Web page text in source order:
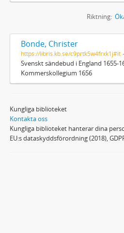
Riktning:
Bonde, Christer
https://libris.kb.se/c9prtk5w4frxk1j#it
Svenskt sändebud i England 1655-
Kommerskollegium 1656
Kungliga biblioteket
Kontakta oss
Kungliga biblioteket hanterar dina
EU:s dataskyddsförordning (2018),